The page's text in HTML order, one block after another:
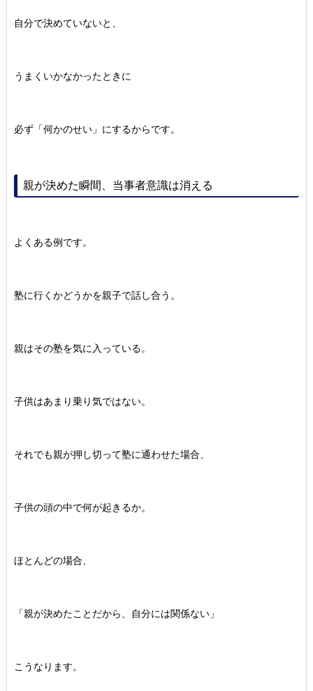
自分で決めていないと、
うまくいかなかったときに
必ず「何かのせい」にするからです。
親が決めた瞬間、当事者意識は消える
よくある例です。
塾に行くかどうかを親子で話し合う。
親はその塾を気に入っている。
子供はあまり乗り気ではない。
それでも親が押し切って塾に通わせた場合、
子供の頭の中で何が起きるか。
ほとんどの場合、
「親が決めたことだから、自分には関係ない」
こうなります。